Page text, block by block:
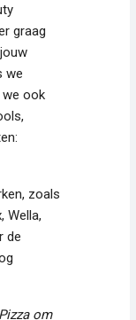
graag
we
we ook
zoals
Wella,
de
om